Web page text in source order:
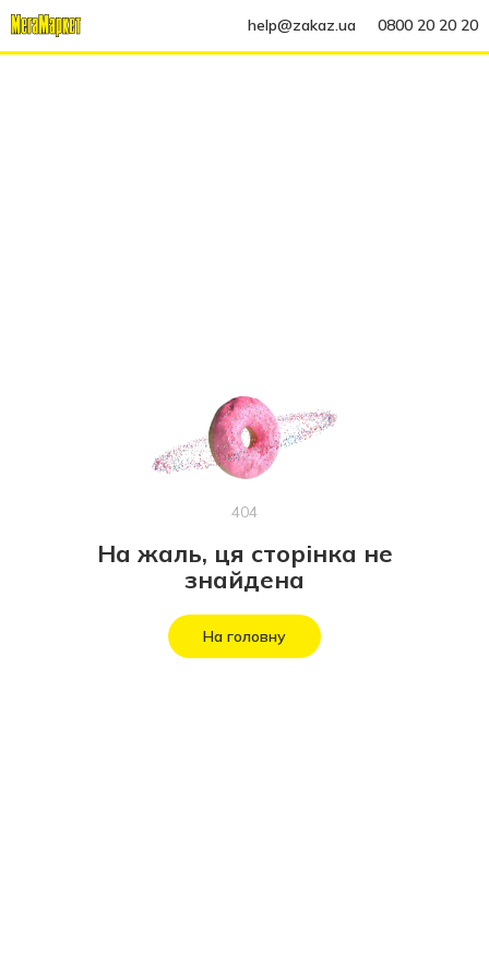
help@zakaz.ua 0800 20 20 20
404
На жаль, ця сторінка не
знайдена
На головну